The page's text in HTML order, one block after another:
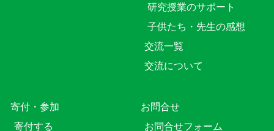
研究授業のサポート
子供たち・先生の感想
交流一覧
交流について
寄付・参加
寄付する
お問合せ
お問合せフォーム